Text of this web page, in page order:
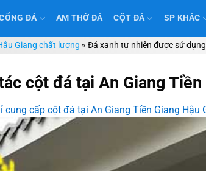
ĐÁ AM THỜ ĐÁ CỘT ĐÁ SP KHÁC
Giang chất lượng » Đá xanh tự nhiên được sử
cột đá tại An Giang Tiền
cung cấp cột đá tại An Giang Tiền Giang Hậu